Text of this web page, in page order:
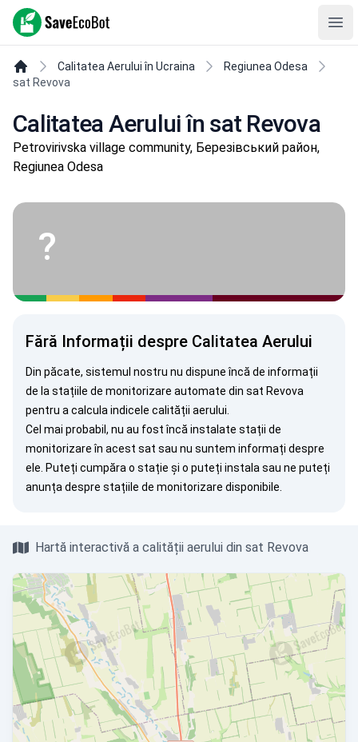
SaveEcoBot
Calitatea Aerului în Ucraina
Regiunea Odesa
sat Revova
Calitatea Aerului în sat Revova
Petrovirivska village community, Березівський район,
Regiunea Odesa
?
Fără Informații despre Calitatea Aerului
Din păcate, sistemul nostru nu dispune încă de informații
de la stațiile de monitorizare automate din sat Revova
pentru a calcula indicele calității aerului.
Cel mai probabil, nu au fost încă instalate stații de
monitorizare în acest sat sau nu suntem informați despre
ele. Puteți cumpăra o stație și o puteți instala sau ne puteți
anunța despre stațiile de monitorizare disponibile.
Hartă interactivă a calității aerului din sat Revova